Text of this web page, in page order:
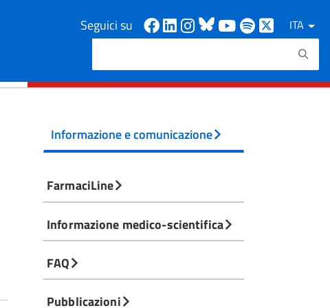
Seguici su Facebook
Linkedin
Instagram
Bluesky
Youtube
Spotify
ITA
Cerca
Informazione e comunicazione
FarmaciLine
Informazione medico-scientifica
FAQ
Pubblicazioni